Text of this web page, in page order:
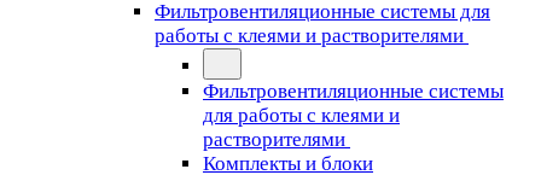
Фильтровентиляционные системы для
работы с клеями и растворителями
Фильтровентиляционные системы
для работы с клеями и
растворителями
Комплекты и блоки